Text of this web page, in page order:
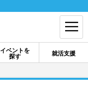
イベントを
探す
就活支援
ログイン